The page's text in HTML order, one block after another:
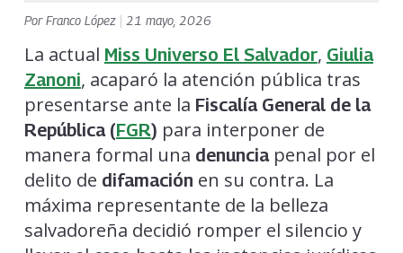
PorFranco López 21 mayo, 2026
La actual Miss Universo El Salvador, Giulia
Zanoni, acaparó la atención pública tras
presentarse ante la Fiscalía General de la
República (FGR) para interponer de
manera formal una denunciapenal por el
delito de difamación en su contra. La
máxima representante de la belleza
salvadoreña decidió romper el silencio y